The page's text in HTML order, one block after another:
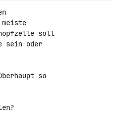
soll
sein oder
so